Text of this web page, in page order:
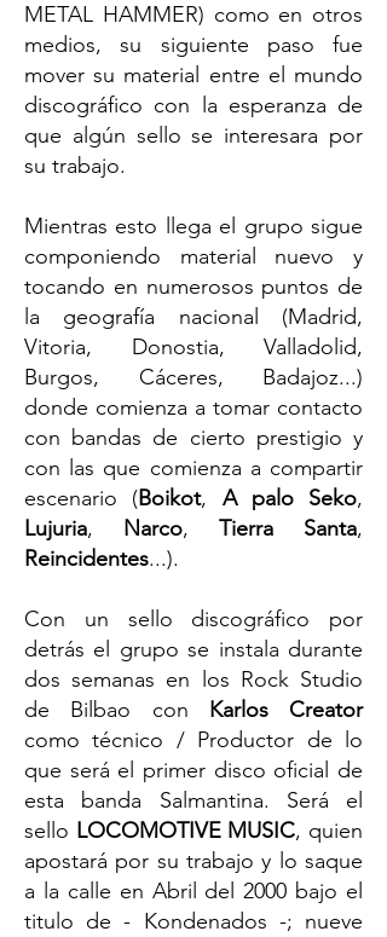
METAL HAMMER) como en otros
medios, su siguiente paso fue
mover su material entre el mundo
discográfico con la esperanza de
que algún sello se interesara por
su trabajo.
Mientras esto llega el grupo sigue
componiendo material nuevo y
tocando en numerosos puntos de
la geografía nacional (Madrid,
Vitoria, Donostia, Valladolid,
Burgos, Cáceres, Badajoz...)
donde comienza a tomar contacto
con bandas de cierto prestigio y
con las que comienza a compartir
escenario (Boikot, A palo Seko,
Lujuria, Narco, Tierra Santa,
Reincidentes...).
Con un sello discográfico por
detrás el grupo se instala durante
dos semanas en los Rock Studio
de Bilbao con Karlos Creator
como técnico / Productor de lo
que será el primer disco oficial de
esta banda Salmantina. Será el
sello LOCOMOTIVE MUSIC, quien
apostará por su trabajo y lo saque
a la calle en Abril del 2000 bajo el
titulo de - Kondenados -; nueve